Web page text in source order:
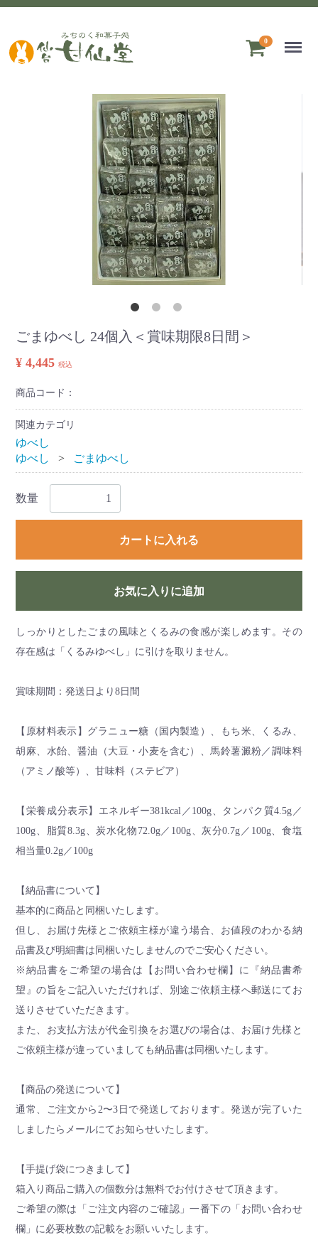
0 Menu
ごまゆべし 24個入＜賞味期限8日間＞
¥ 4,445 税込
商品コード：
関連カテゴリ
ゆべし
ゆべし
ごまゆべし
数量
カートに入れる
お気に入りに追加
しっかりとしたごまの風味とくるみの食感が楽しめます。その
存在感は「くるみゆべし」に引けを取りません。
賞味期間：発送日より8日間
【原材料表示】グラニュー糖（国内製造）、もち米、くるみ、
胡麻、水飴、醤油（大豆・小麦を含む）、馬鈴薯澱粉／調味料
（アミノ酸等）、甘味料（ステビア）
【栄養成分表示】エネルギー381kcal／100g、タンパク質4.5g／
100g、脂質8.3g、炭水化物72.0g／100g、灰分0.7g／100g、食塩
相当量0.2g／100g
【納品書について】
基本的に商品と同梱いたします。
但し、お届け先様とご依頼主様が違う場合、お値段のわかる納
品書及び明細書は同梱いたしませんのでご安心ください。
※納品書をご希望の場合は【お問い合わせ欄】に『納品書希
望』の旨をご記入いただければ、別途ご依頼主様へ郵送にてお
送りさせていただきます。
また、お支払方法が代金引換をお選びの場合は、お届け先様と
ご依頼主様が違っていましても納品書は同梱いたします。
【商品の発送について】
通常、ご注文から2〜3日で発送しております。発送が完了いた
しましたらメールにてお知らせいたします。
【手提げ袋につきまして】
箱入り商品ご購入の個数分は無料でお付けさせて頂きます。
ご希望の際は「ご注文内容のご確認」一番下の「お問い合わせ
欄」に必要枚数の記載をお願いいたします。